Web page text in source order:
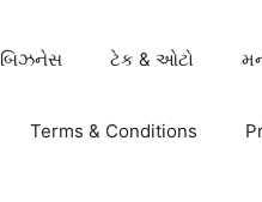
બિઝનેસ ટેક & ઓટો
Terms & Conditions